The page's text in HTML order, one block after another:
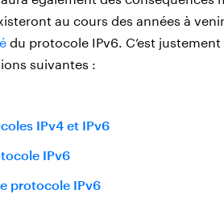
au cours des années à
du protocole IPv6. C’est
suivantes :
IPv4 et IPv6
IPv6
protocole IPv6